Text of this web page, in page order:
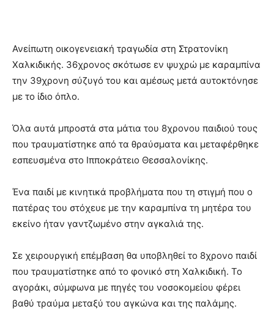
Ανείπωτη οικογενειακή τραγωδία στη Στρατονίκη
Χαλκιδικής. 36χρονος σκότωσε εν ψυχρώ με καραμπίνα
την 39χρονη σύζυγό του και αμέσως μετά αυτοκτόνησε
με το ίδιο όπλο.
Όλα αυτά μπροστά στα μάτια του 8χρονου παιδιού τους
που τραυματίστηκε από τα θραύσματα και μεταφέρθηκε
εσπευσμένα στο Ιπποκράτειο Θεσσαλονίκης.
Ένα παιδί με κινητικά προβλήματα που τη στιγμή που ο
πατέρας του στόχευε με την καραμπίνα τη μητέρα του
εκείνο ήταν γαντζωμένο στην αγκαλιά της.
Σε χειρουργική επέμβαση θα υποβληθεί το 8χρονο παιδί
που τραυματίστηκε από το φονικό στη Χαλκιδική. Το
αγοράκι, σύμφωνα με πηγές του νοσοκομείου φέρει
βαθύ τραύμα μεταξύ του αγκώνα και της παλάμης.